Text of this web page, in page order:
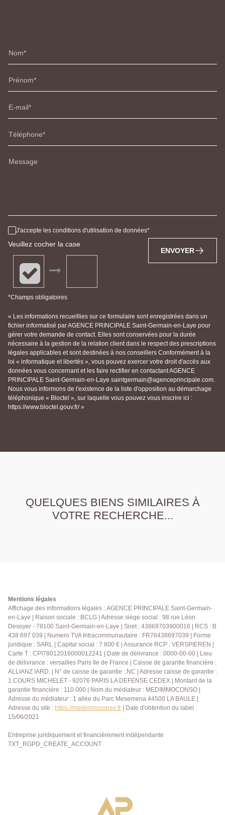
Nom
Prénom
E-mail
Téléphone
Message
J'accepte les conditions d'utilisation de données
Veuillez cocher la case
*Champs obligatoires
ENVOYER
« Les informations recueillies sur ce formulaire sont enregistrées dans un
fichier informatisé par AGENCE PRINCIPALE Saint-Germain-en-Laye pour
gérer votre demande de contact. Elles sont conservées pour la durée
nécessaire à la gestion de la relation client dans le respect des prescriptions
légales applicables et sont destinées à nos conseillers Conformément à la
loi « informatique et libertés », vous pouvez exercer votre droit d'accès aux
données vous concernant et les faire rectifier en contactant AGENCE
PRINCIPALE Saint-Germain-en-Laye saintgermain@agenceprincipale.com.
Nous vous informons de l'existence de la liste d'opposition au démarchage
téléphonique « Bloctel », sur laquelle vous pouvez vous inscrire ici :
https://www.bloctel.gouv.fr/ »
QUELQUES BIENS SIMILAIRES À
VOTRE RECHERCHE...
Mentions légales
Affichage des informations légales : AGENCE PRINCIPALE Saint-Germain-
en-Laye | Raison sociale : BCLG | Adresse siège social : 98 rue Léon
Desoyer - 78100 Saint-Germain-en-Laye | Siret : 43869703900016 | RCS : B
438 697 039 | Numero TVA Intracommunautaire : FR76438697039 | Forme
juridique : SARL | Capital social : 7 800 € | Assurance RCP : VERSPIEREN |
Carte T : CPI78012016000012241 | Date de délivrance : 0000-00-00 | Lieu
de délivrance : versailles Paris Ile de France | Caisse de garantie financière :
ALLIANZ IARD. | N° de caisse de garantie : NC | Adresse caisse de garantie :
1 COURS MICHELET - 92076 PARIS LA DEFENSE CEDEX | Montant de la
garantie financière : 110 000 | Nom du médiateur : MEDIMMOCONSO |
Adresse du médiateur : 1 allée du Parc Mesemena 44500 LA BAULE |
Adresse du site : https://medimmoconso.fr | Date d'obtention du label :
15/06/2021
Entreprise juridiquement et financièrement indépendante
TXT_RGPD_CREATE_ACCOUNT